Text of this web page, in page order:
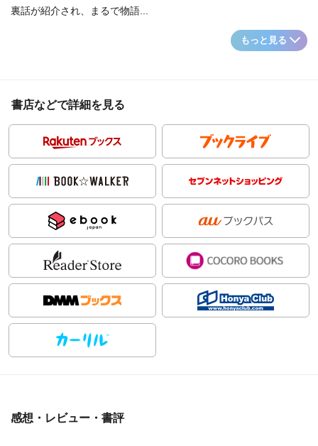
裏話が紹介され、まるで物語...
もっと見る
書店などで詳細を見る
感想・レビュー・書評